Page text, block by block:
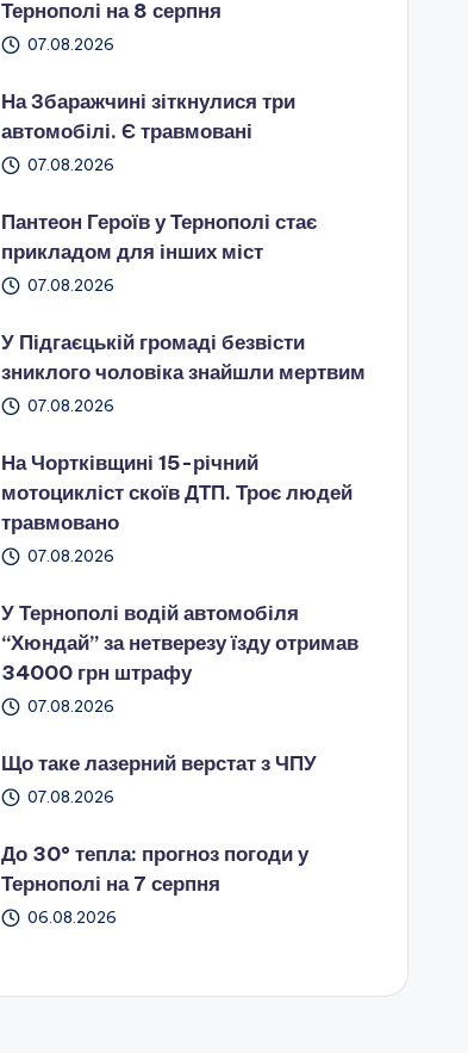
Тернополі на 8 серпня
07.08.2026
На Збаражчині зіткнулися три
автомобілі. Є травмовані
07.08.2026
Пантеон Героїв у Тернополі стає
прикладом для інших міст
07.08.2026
У Підгаєцькій громаді безвісти
зниклого чоловіка знайшли мертвим
07.08.2026
На Чортківщині 15-річний
мотоцикліст скоїв ДТП. Троє людей
травмовано
07.08.2026
У Тернополі водій автомобіля
“Хюндай” за нетверезу їзду отримав
34000 грн штрафу
07.08.2026
Що таке лазерний верстат з ЧПУ
07.08.2026
До 30° тепла: прогноз погоди у
Тернополі на 7 серпня
06.08.2026